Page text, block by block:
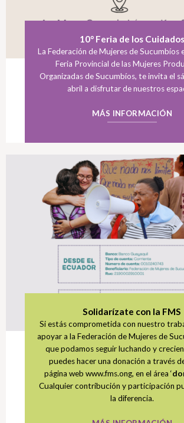
10° Feria de los Cuidados
La Federación de Mujeres de Sucumbíos
Feria Provincial de las Mujeres
Organizadas de Sucumbíos, te invita el
abril a disfrutar de nuestros
MÁS INFORMACIÓN
Solidarízate con la FMS
Si estás comprometida con nuestro
apoyar a la Federación de Mujeres de
que podamos seguir luchando y
puedes hacer una donación a través
página web www.fms.ong, en el área ‘
Cualquier contribución y participación
la diferencia.